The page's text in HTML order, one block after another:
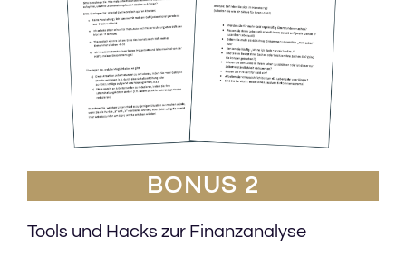
BONUS 2
Tools und Hacks zur Finanzanalyse